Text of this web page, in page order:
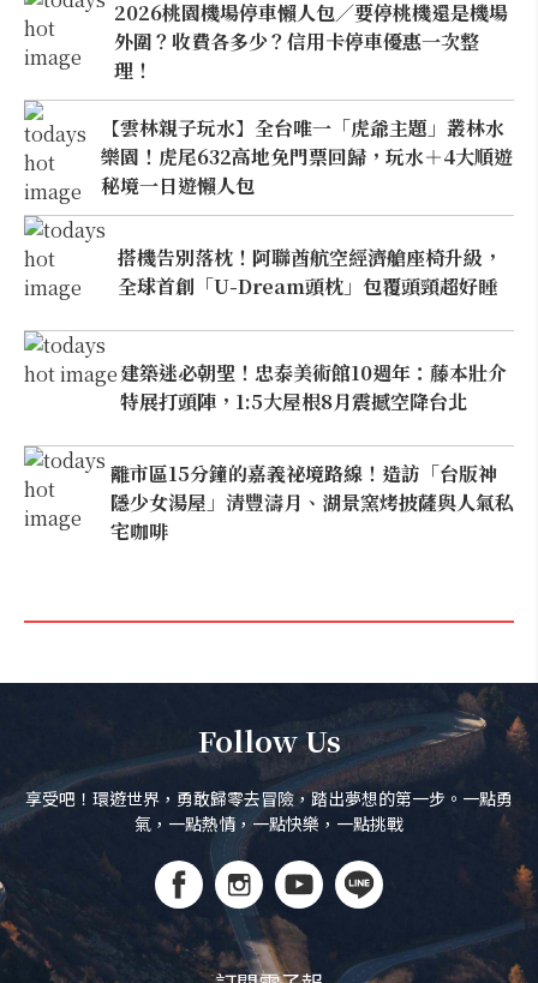
2026桃園機場停車懶人包／要停桃機還是機場
外圍？收費各多少？信用卡停車優惠一次整
理！
【雲林親子玩水】全台唯一「虎爺主題」叢林水
樂園！虎尾632高地免門票回歸，玩水＋4大順遊
秘境一日遊懶人包
搭機告別落枕！阿聯酋航空經濟艙座椅升級，
全球首創「U-Dream頭枕」包覆頭頸超好睡
建築迷必朝聖！忠泰美術館10週年：藤本壯介
特展打頭陣，1:5大屋根8月震撼空降台北
離市區15分鐘的嘉義祕境路線！造訪「台版神
隱少女湯屋」清豐濤月、湖景窯烤披薩與人氣私
宅咖啡
Follow Us
享受吧！環遊世界，勇敢歸零去冒險，踏出夢想的第一步。一點勇
氣，一點熱情，一點快樂，一點挑戰